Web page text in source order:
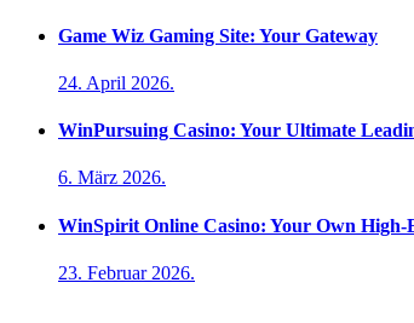
Game Wiz Gaming Site: Your Gateway
24. April 2026.
WinPursuing Casino: Your Ultimate
6. März 2026.
WinSpirit Online Casino: Your Own High-
23. Februar 2026.